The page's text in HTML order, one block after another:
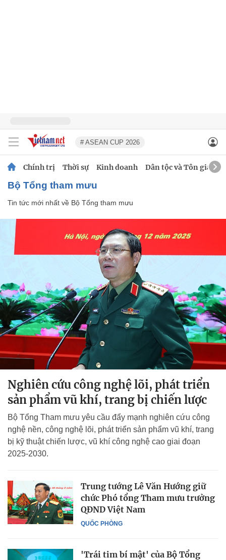
# ASEAN CUP 2026
Chính trị Thời sự Kinh doanh Dân tộc và Tôn giáo
Bộ Tổng tham mưu
Tin tức mới nhất về Bộ Tổng tham mưu
Nghiên cứu công nghệ lõi, phát triển
sản phẩm vũ khí, trang bị chiến lược
Bộ Tổng Tham mưu yêu cầu đẩy mạnh nghiên cứu công
nghệ nền, công nghệ lõi, phát triển sản phẩm vũ khí, trang
bị kỹ thuật chiến lược, vũ khí công nghệ cao giai đoạn
2025-2030.
QUỐC PHÒNG
Trung tướng Lê Văn Hướng giữ
chức Phó tổng Tham mưu trưởng
QĐND Việt Nam
'Trái tim bí mật' của Bộ Tổng